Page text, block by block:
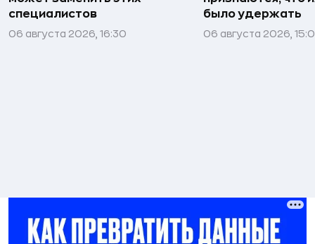
специалистов
06 августа 2026, 16:30
было удержать
06 августа 2026,